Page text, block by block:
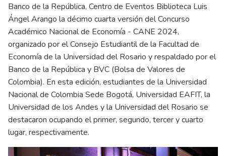
Banco de la República, Centro de Eventos Biblioteca Luis
Ángel Arango la décimo cuarta versión del Concurso
Académico Nacional de Economía - CANE 2024,
organizado por el Consejo Estudiantil de la Facultad de
Economía de la Universidad del Rosario y respaldado por el
Banco de la República y BVC (Bolsa de Valores de
Colombia). En esta edición, estudiantes de la Universidad
Nacional de Colombia Sede Bogotá, Universidad EAFIT, la
Universidad de los Andes y la Universidad del Rosario se
destacaron ocupando el primer, segundo, tercer y cuarto
lugar, respectivamente.